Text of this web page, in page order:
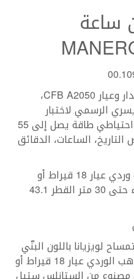
ساعة
: أتوماتيكيّة، من صنع الدار وعيار CFB A2050،
الرسمي لاختبار
كرونومتر الساعات (COSC)، مع احتياطي طاقة يصل إلى 55
الساعات، الدقائق
: ذهب وردي عيار 18 قيراط أو
الستاينلس ستيل، مقاومة للماء حتى 30 متر القطر 43.1
باللون البنّي
الفاتح مع مشبك مصنوع من الذهب الوردي عيار 18 قيراط أو